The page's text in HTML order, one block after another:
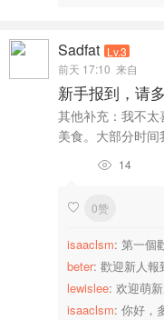
Sadfat Lv.3
前天 17:10 来自
新手报到，请
其他补充：我不
美食。大部分时
 14
 0赞
isaaclsm: 第一個
beter: 歡迎新人報
lewislee: 欢迎萌
isaaclsm: 你好，